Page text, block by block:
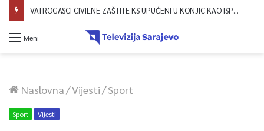
VATROGASCI CIVILNE ZAŠTITE KS UPUĆENI U KONJIC KAO ISPOMOĆ U GAŠENJU POŽARA
Meni
Naslovna/Vijesti/Sport
Sport Vijesti